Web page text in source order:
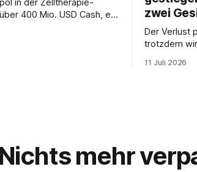
in der Zelltherapie-
400 Mio. USD Cash, ein
Zahlen. Die Analyse
zwei
Der Verlust
trotzdem
Bild verbirgt.
11 Juli 2026
Nichts mehr